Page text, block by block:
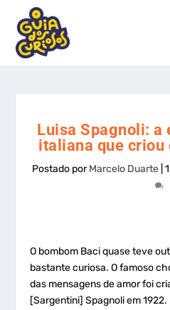
Luisa Spagnoli: a
italiana que criou
Postado porMarcelo Duarte
O bombom Baci quase teve
bastante curiosa. O famoso
das mensagens de amor foi
[Sargentini] Spagnoli em 1922.